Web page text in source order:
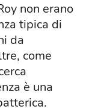
non erano
tipica di
da
come
è una